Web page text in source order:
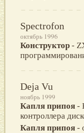
Spectrofon
октябрь 1996
Конструктор -
Deja Vu
ноябрь 1999
Капля припоя -
контроллера
Капля припоя -